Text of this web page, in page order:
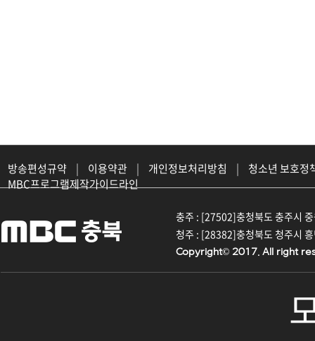
방송편성규약 | 이용약관 | 개인정보처리방침 |
청소년 보호정
MBC프로그램제작가이드라인
충주 : [27502]충청북도 충주시
청주 : [28382]충청북도 청주시
Copyright© 2017. All right